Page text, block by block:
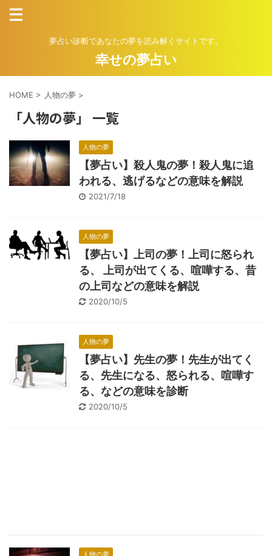
夢占い診断であなたの夢を読み解くサイトです。
幸せの夢占い
HOME > 人物の夢 >
「人物の夢」 一覧
人物の夢
【夢占い】殺人鬼の夢！殺人鬼に追
われる、逃げるなどの意味を解説
2021/7/18
人物の夢
【夢占い】上司の夢！上司に怒られ
る、 上司が出てくる、喧嘩する、昔
の上司などの意味を解説
2020/10/5
人物の夢
【夢占い】先生の夢！先生が出てく
る、先生になる、怒られる、喧嘩す
る、などの意味を診断
2020/10/5
人物の夢